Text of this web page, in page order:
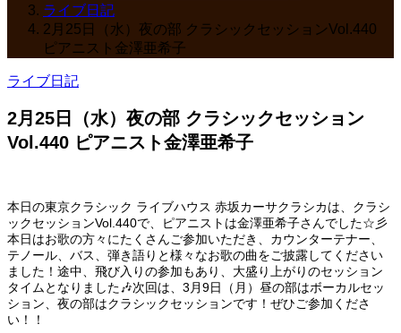
ライブ日記
2月25日（水）夜の部 クラシックセッションVol.440
ピアニスト金澤亜希子
ライブ日記
2月25日（水）夜の部 クラシックセッション
Vol.440 ピアニスト金澤亜希子
本日の東京クラシック ライブハウス 赤坂カーサクラシカは、クラシ
ックセッションVol.440で、ピアニストは金澤亜希子さんでした☆彡
本日はお歌の方々にたくさんご参加いただき、カウンターテナー、
テノール、バス、弾き語りと様々なお歌の曲をご披露してください
ました！途中、飛び入りの参加もあり、大盛り上がりのセッション
タイムとなりました🎶次回は、3月9日（月）昼の部はボーカルセッ
ション、夜の部はクラシックセッションです！ぜひご参加くださ
い！！